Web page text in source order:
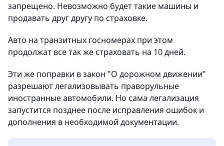
запрещено. Невозможно будет такие машины и
продавать друг другу по страховке.
Авто на транзитных госномерах при этом
продолжат все так же страховать на 10 дней.
Эти же поправки в закон "О дорожном движении"
разрешают легализовывать праворульные
иностранные автомобили. Но сама легализация
запустится позднее после исправления ошибок и
дополнения в необходимой документации.